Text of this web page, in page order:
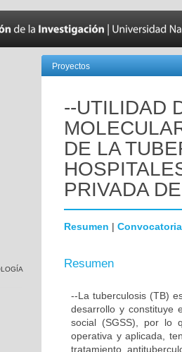
Proyectos
--UTILIDAD
DE LA
PRIVADA
Resumen | Convocatoria
Resumen
--La tuberculosis (TB)
desarrollo y constituye
social (SGSS), por lo
operativa y aplicada,
tratamiento